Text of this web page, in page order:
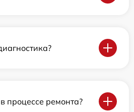
процессе ремонта?